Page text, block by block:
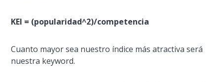
KEI = (popularidad^2)/competencia
Cuanto mayor sea nuestro í­ndice más atractiva será
nuestra keyword.